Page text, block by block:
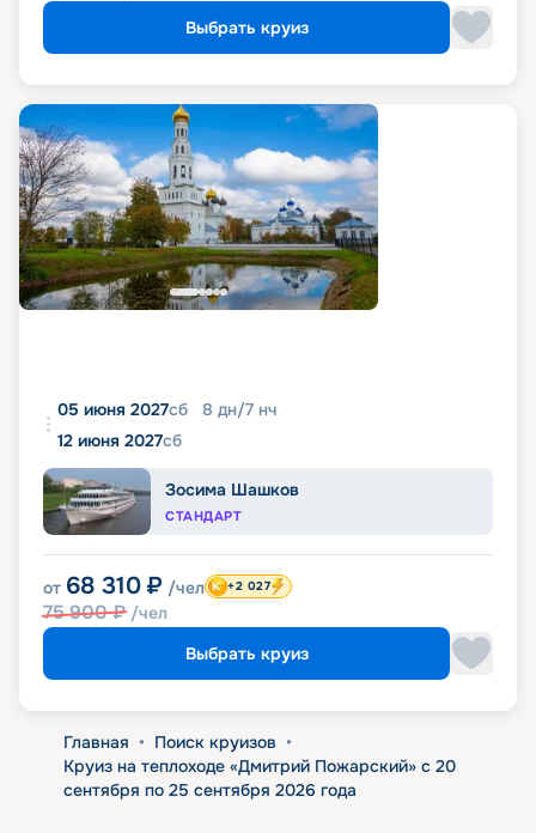
Выбрать круиз
05 июня 2027сб 8 дн/7 нч
12 июня 2027сб
Зосима Шашков
СТАНДАРТ
от 68 310 ₽ /чел
75 900₽ /чел
+2 027
Выбрать круиз
Главная • Поиск круизов •
Круиз на теплоходе «Дмитрий Пожарский» с 20
сентября по 25 сентября 2026 года